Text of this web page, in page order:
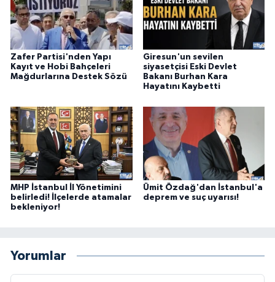
Zafer Partisi'nden Yapı
Kayıt ve Hobi Bahçeleri
Mağdurlarına Destek Sözü
Giresun'un sevilen
siyasetçisi Eski Devlet
Bakanı Burhan Kara
Hayatını Kaybetti
MHP İstanbul İl Yönetimini
belirledi! İlçelerde atamalar
bekleniyor!
Ümit Özdağ'dan İstanbul'a
deprem ve suç uyarısı!
Yorumlar